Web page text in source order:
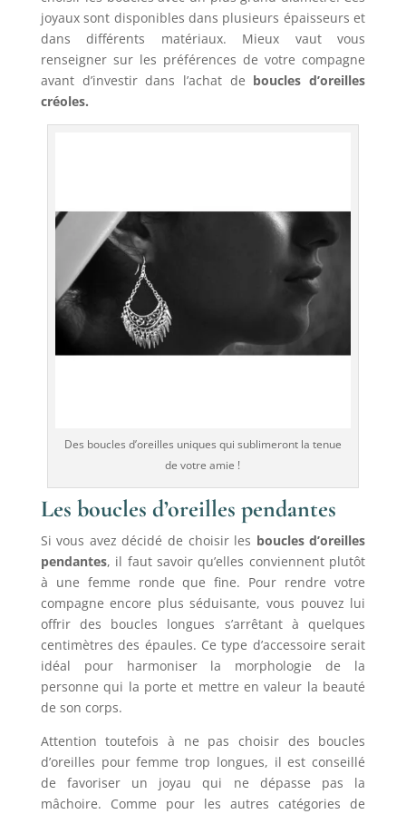
joyaux sont disponibles dans plusieurs épaisseurs et
dans différents matériaux. Mieux vaut vous
renseigner sur les préférences de votre compagne
avant d’investir dans l’achat de boucles d’oreilles
créoles.
Des boucles d’oreilles uniques qui sublimeront la tenue
de votre amie !
Les boucles d’oreilles pendantes
Si vous avez décidé de choisir les boucles d’oreilles
pendantes, il faut savoir qu’elles conviennent plutôt
à une femme ronde que fine. Pour rendre votre
compagne encore plus séduisante, vous pouvez lui
offrir des boucles longues s’arrêtant à quelques
centimètres des épaules. Ce type d’accessoire serait
idéal pour harmoniser la morphologie de la
personne qui la porte et mettre en valeur la beauté
de son corps.
Attention toutefois à ne pas choisir des boucles
d’oreilles pour femme trop longues, il est conseillé
de favoriser un joyau qui ne dépasse pas la
mâchoire. Comme pour les autres catégories de